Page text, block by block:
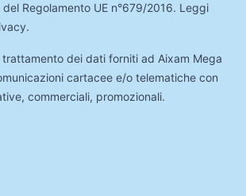
del Regolamento UE n°679/2016. Leggi
.
trattamento dei dati forniti ad Aixam Mega
cartacee e/o telematiche con
commerciali, promozionali.